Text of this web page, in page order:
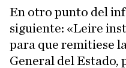
En otro punto del
siguiente: «Leire
para que remitiese
General del Estado,